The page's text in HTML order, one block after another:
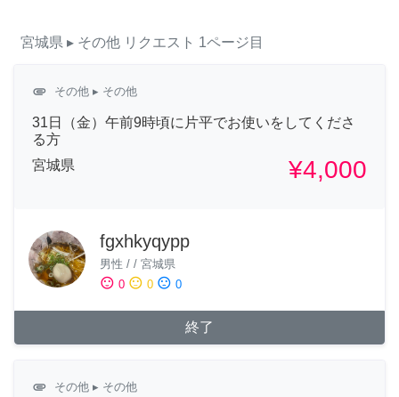
宮城県 ▸ その他 リクエスト 1ページ目
attachment その他 ▸ その他
31日（金）午前9時頃に片平でお使いをしてくださ
る方
宮城県
¥4,000
fgxhkyqypp
男性 / / 宮城県
sentiment_satisfied 0 sentiment_neutral 0 sentiment_dissatisfied 0
終了
attachment その他 ▸ その他